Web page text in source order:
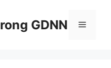
GDNN Menu